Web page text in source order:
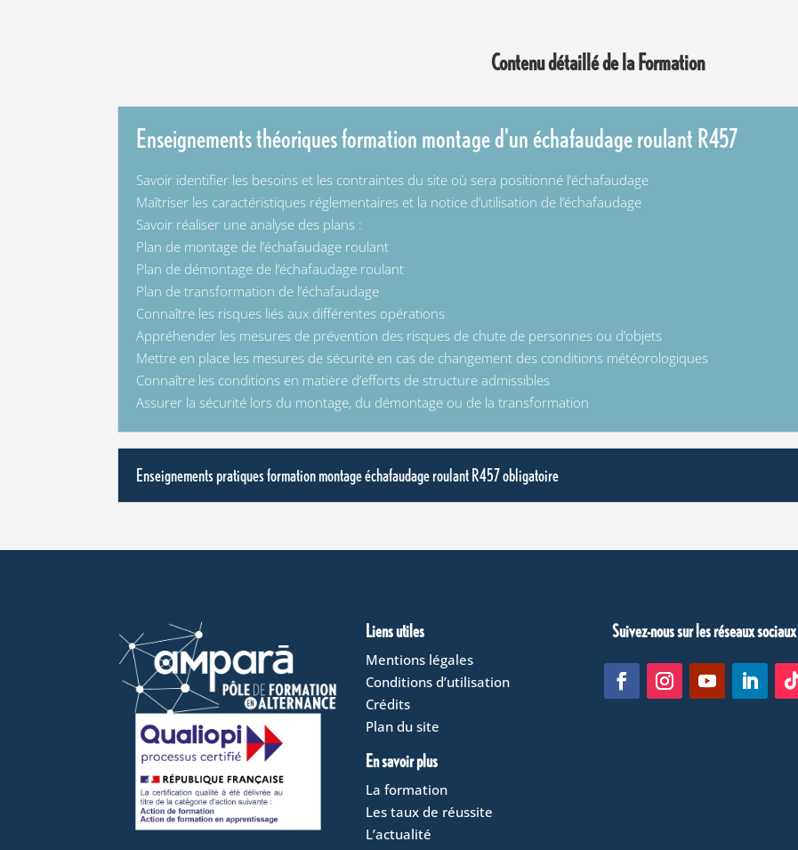
Contenu détaillé de la Formation
Enseignements théoriques formation montage d'un échafaudage roulant R457
Savoir identifier les besoins et les contraintes du site où sera positionné l’échafaudage
Maîtriser les caractéristiques réglementaires et la notice d’utilisation de l’échafaudage
Savoir réaliser une analyse des plans :
Plan de montage de l’échafaudage roulant
Plan de démontage de l’échafaudage roulant
Plan de transformation de l’échafaudage
Connaître les risques liés aux différentes opérations
Appréhender les mesures de prévention des risques de chute de personnes ou d’objets
Mettre en place les mesures de sécurité en cas de changement des conditions météorologiques
Connaître les conditions en matière d’efforts de structure admissibles
Assurer la sécurité lors du montage, du démontage ou de la transformation
Enseignements pratiques formation montage échafaudage roulant R457 obligatoire
Liens utiles
Mentions légales
Conditions d’utilisation
Crédits
Plan du site
En savoir plus
La formation
Les taux de réussite
L’actualité
Suivez-nous sur les réseaux sociaux